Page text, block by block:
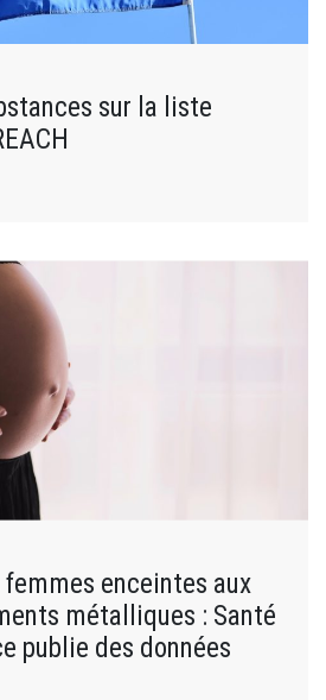
sur la liste
enceintes aux
métalliques : Santé
publie des données